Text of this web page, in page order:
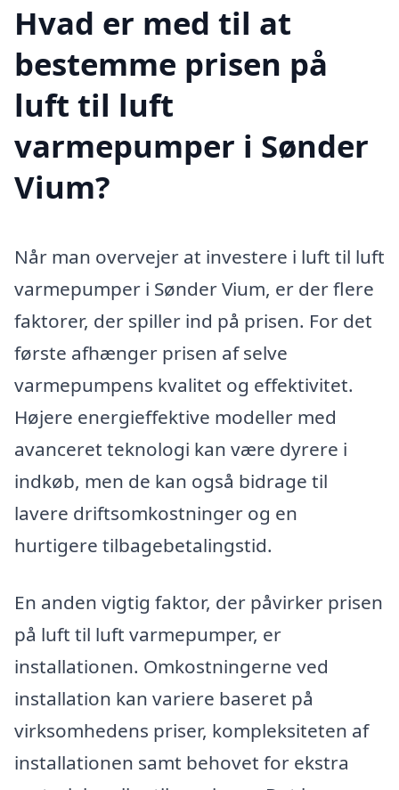
Hvad er med til at
bestemme prisen på
luft til luft
varmepumper i Sønder
Vium?
Når man overvejer at investere i luft til luft
varmepumper i Sønder Vium, er der flere
faktorer, der spiller ind på prisen. For det
første afhænger prisen af selve
varmepumpens kvalitet og effektivitet.
Højere energieffektive modeller med
avanceret teknologi kan være dyrere i
indkøb, men de kan også bidrage til
lavere driftsomkostninger og en
hurtigere tilbagebetalingstid.
En anden vigtig faktor, der påvirker prisen
på luft til luft varmepumper, er
installationen. Omkostningerne ved
installation kan variere baseret på
virksomhedens priser, kompleksiteten af
installationen samt behovet for ekstra